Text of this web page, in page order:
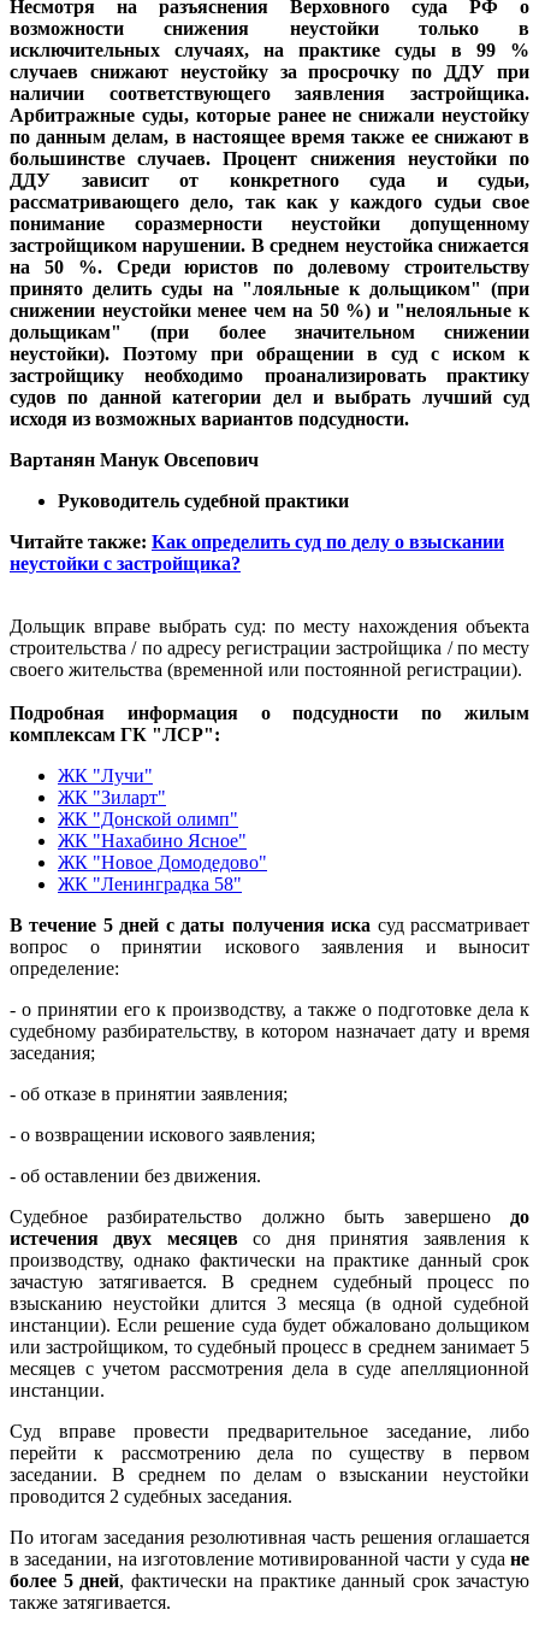
Несмотря на разъяснения Верховного суда РФ о
возможности снижения неустойки только в
исключительных случаях, на практике суды в 99 %
случаев снижают неустойку за просрочку по ДДУ при
наличии соответствующего заявления застройщика.
Арбитражные суды, которые ранее не снижали неустойку
по данным делам, в настоящее время также ее снижают в
большинстве случаев. Процент снижения неустойки по
ДДУ зависит от конкретного суда и судьи,
рассматривающего дело, так как у каждого судьи свое
понимание соразмерности неустойки допущенному
застройщиком нарушении. В среднем неустойка снижается
на 50 %. Среди юристов по долевому строительству
принято делить суды на "лояльные к дольщиком" (при
снижении неустойки менее чем на 50 %) и "нелояльные к
дольщикам" (при более значительном снижении
неустойки). Поэтому при обращении в суд с иском к
застройщику необходимо проанализировать практику
судов по данной категории дел и выбрать лучший суд
исходя из возможных вариантов подсудности.
Вартанян Манук Овсепович
Руководитель судебной практики
Читайте также: Как определить суд по делу о взыскании
неустойки с застройщика?
Дольщик вправе выбрать суд: по месту нахождения объекта
строительства / по адресу регистрации застройщика / по месту
своего жительства (временной или постоянной регистрации).
Подробная информация о подсудности по жилым
комплексам ГК "ЛСР":
ЖК "Лучи"
ЖК "Зиларт"
ЖК "Донской олимп"
ЖК "Нахабино Ясное"
ЖК "Новое Домодедово"
ЖК "Ленинградка 58"
В течение 5 дней с даты получения иска суд рассматривает
вопрос о принятии искового заявления и выносит
определение:
- о принятии его к производству, а также о подготовке дела к
судебному разбирательству, в котором назначает дату и время
заседания;
- об отказе в принятии заявления;
- о возвращении искового заявления;
- об оставлении без движения.
Судебное разбирательство должно быть завершено до
истечения двух месяцевсо дня принятия заявления к
производству, однако фактически на практике данный срок
зачастую затягивается. В среднем судебный процесс по
взысканию неустойки длится 3 месяца (в одной судебной
инстанции). Если решение суда будет обжаловано дольщиком
или застройщиком, то судебный процесс в среднем занимает 5
месяцев с учетом рассмотрения дела в суде апелляционной
инстанции.
Суд вправе провести предварительное заседание, либо
перейти к рассмотрению дела по существу в первом
заседании. В среднем по делам о взыскании неустойки
проводится 2 судебных заседания.
По итогам заседания резолютивная часть решения оглашается
в заседании, на изготовление мотивированной части у суда не
более 5 дней, фактически на практике данный срок зачастую
также затягивается.